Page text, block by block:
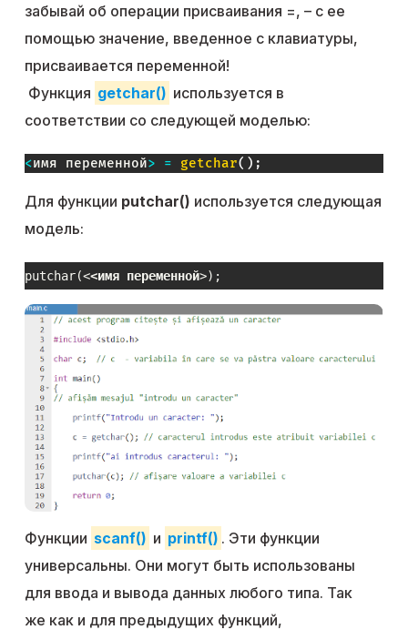
забывай об операции присваивания =, – с ее
помощью значение, введенное с клавиатуры,
присваивается переменной!
Функция getchar() используется в
соответствии со следующей моделью:
<имя переменной> = getchar( ) ;
Для функции putchar() используется следующая
модель:
putchar(<<имя переменной>);
Функции scanf() и printf() . Эти функции
универсальны. Они могут быть использованы
для ввода и вывода данных любого типа. Так
же как и для предыдущих функций,